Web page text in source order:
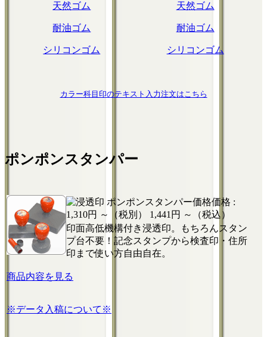
天然ゴム
耐油ゴム
シリコンゴム
天然ゴム
耐油ゴム
シリコンゴム
カラー科目印のテキスト入力注文はこちら
ポンポンスタンパー
価格 :
1,310円 ～（税別）
1,441円 ～（税込）
印面高低機構付き浸透印。もちろんスタン
プ台不要！記念スタンプから検査印・住所
印まで使い方自由自在。
商品内容を見る
※データ入稿について※